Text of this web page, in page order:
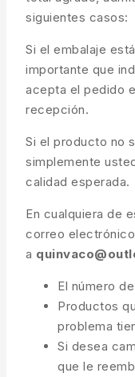
siguientes casos:
Si el embalaje
importante que
acepta el pedido
recepción.
Si el producto no
simplemente
calidad esperada.
En cualquiera de
correo electrónico
a
El número
Productos
problema
Si desea
que le